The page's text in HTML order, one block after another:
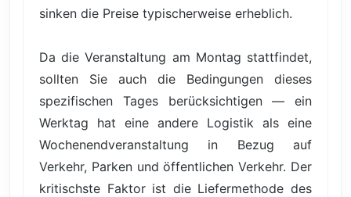
sinken die Preise typischerweise erheblich.
Da die Veranstaltung am Montag stattfindet,
sollten Sie auch die Bedingungen dieses
spezifischen Tages berücksichtigen — ein
Werktag hat eine andere Logistik als eine
Wochenendveranstaltung in Bezug auf
Verkehr, Parken und öffentlichen Verkehr. Der
kritischste Faktor ist die Liefermethode des